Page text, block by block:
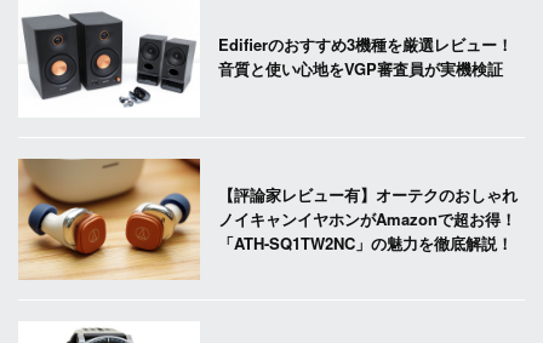
Edifierのおすすめ3機種を厳選レビュー！
音質と使い心地をVGP審査員が実機検証
【評論家レビュー有】オーテクのおしゃれ
ノイキャンイヤホンがAmazonで超お得！
「ATH-SQ1TW2NC」の魅力を徹底解説！